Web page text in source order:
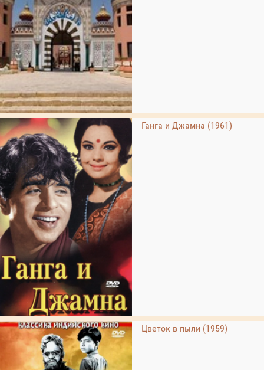
Ганга и Джамна (1961)
Цветок в пыли (1959)